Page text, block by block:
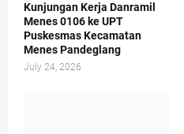
Kunjungan Kerja Danramil
Menes 0106 ke UPT
Puskesmas Kecamatan
Menes Pandeglang
July 24, 2026